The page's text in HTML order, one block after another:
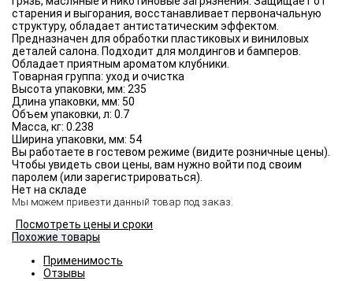
старения и выгорания, восстанавливает первоначальную
структуру, обладает антистатическим эффектом.
Предназначен для обработки пластиковых и виниловых
деталей салона. Подходит для молдингов и бамперов.
Обладает приятным ароматом клубники.
Товарная группа: уход и очистка
Высота упаковки, мм: 235
Длина упаковки, мм: 50
Объем упаковки, л: 0.7
Масса, кг: 0.238
Ширина упаковки, мм: 54
Вы работаете в гостевом режиме (видите розничные цены).
Чтобы увидеть свои цены, вам нужно войти под своим
паролем (или зарегистрироваться).
Нет на складе
Мы можем привезти данный товар под заказ.
Посмотреть цены и сроки
Похожие товары
Применимость
Отзывы